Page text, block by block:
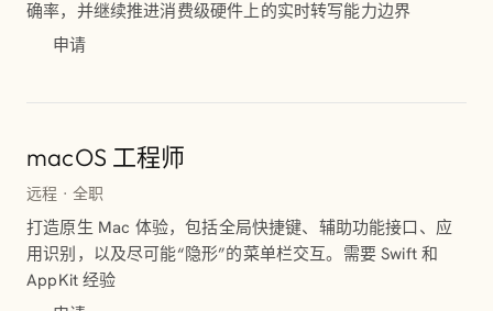
确率，并继续推进消费级硬件上的实时转写能力边界
申请
macOS 工程师
远程 · 全职
打造原生 Mac 体验，包括全局快捷键、辅助功能接口、应
用识别，以及尽可能“隐形”的菜单栏交互。需要 Swift 和
AppKit 经验